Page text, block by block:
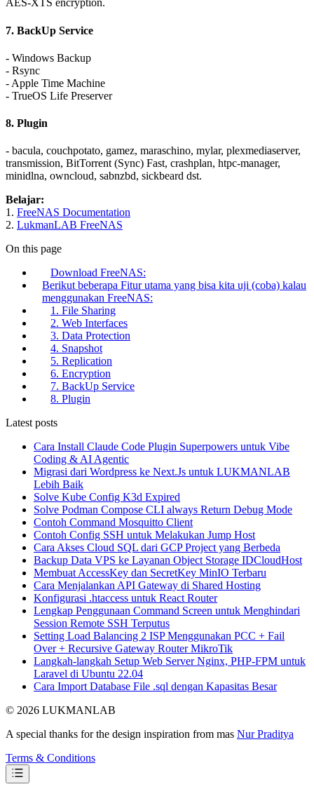
AES-XTS encryption.
7. BackUp Service
- Windows Backup
- Rsync
- Apple Time Machine
- TrueOS Life Preserver
8. Plugin
- bacula, couchpotato, gamez, maraschino, mylar, plexmediaserver,
transmission, BitTorrent (Sync) Fast, crashplan, htpc-manager,
minidlna, owncloud, sabnzbd, sickbeard dst.
Belajar:
1. FreeNAS Documentation
2. LukmanLAB FreeNAS
On this page
Download FreeNAS:
Berikut beberapa Fitur utama yang bisa kita uji (coba) kalau
menggunakan FreeNAS:
1. File Sharing
2. Web Interfaces
3. Data Protection
4. Snapshot
5. Replication
6. Encryption
7. BackUp Service
8. Plugin
Latest posts
Cara Install Claude Code Plugin Superpowers untuk Vibe
Coding & AI Agentic
Migrasi dari Wordpress ke Next.Js untuk LUKMANLAB
Lebih Baik
Solve Kube Config K3d Expired
Solve Podman Compose CLI always Return Debug Mode
Contoh Command Mosquitto Client
Contoh Config SSH untuk Melakukan Jump Host
Cara Akses Cloud SQL dari GCP Project yang Berbeda
Backup Data VPS ke Layanan Object Storage IDCloudHost
Membuat AccessKey dan SecretKey MinIO Terbaru
Cara Menjalankan API Gateway di Shared Hosting
Konfigurasi .htaccess untuk React Router
Lengkap Penggunaan Command Screen untuk Menghindari
Session Remote SSH Terputus
Setting Load Balancing 2 ISP Menggunakan PCC + Fail
Over + Recursive Gateway Router MikroTik
Langkah-langkah Setup Web Server Nginx, PHP-FPM untuk
Laravel di Ubuntu 22.04
Cara Import Database File .sql dengan Kapasitas Besar
© 2026 LUKMANLAB
A special thanks for the design inspiration from mas Nur Praditya
Terms & Conditions